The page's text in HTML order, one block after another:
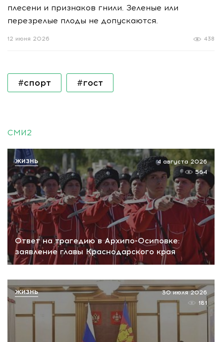
плесени и признаков гнили. Зеленые или
перезрелые плоды не допускаются.
438
12 июня 2026
#спорт #гост
СМИ2
Ответ на трагедию в Архипо-Осиповке:
заявление главы Краснодарского края
4 августа 2026
564
ЖИЗНЬ
30 июля 2026
181
ЖИЗНЬ